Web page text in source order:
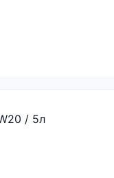
/ 5л